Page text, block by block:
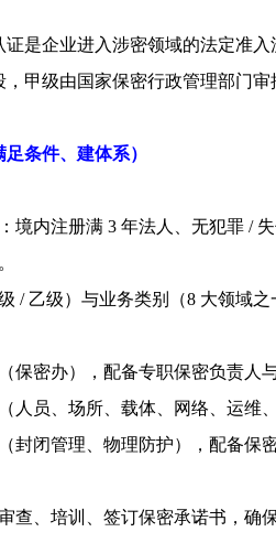
是企业进入涉密领域的法定准入
，甲级由国家保密行政管理部门
条件、建体系）
境内注册满 3 年法人、无犯罪 /
/ 乙级）与业务类别（8 大领域之
保密办），配备专职保密负责人
人员、场所、载体、网络、运维
封闭管理、物理防护），配备保
查、培训、签订保密承诺书，确